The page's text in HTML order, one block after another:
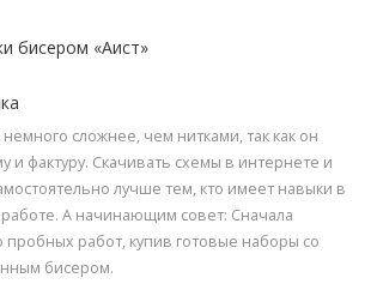
бисером «Аист»
сложнее, чем нитками, так как он
и фактуру. Скачивать схемы в интернете и
лучше тем, кто имеет навыки в
А начинающим совет: Сначала
работ, купив готовые наборы со
бисером.